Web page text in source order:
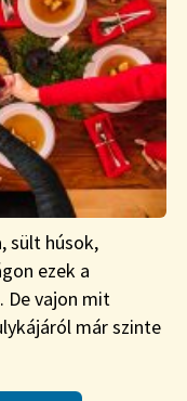
sült húsok,
ezek a
De vajon mit
már szinte